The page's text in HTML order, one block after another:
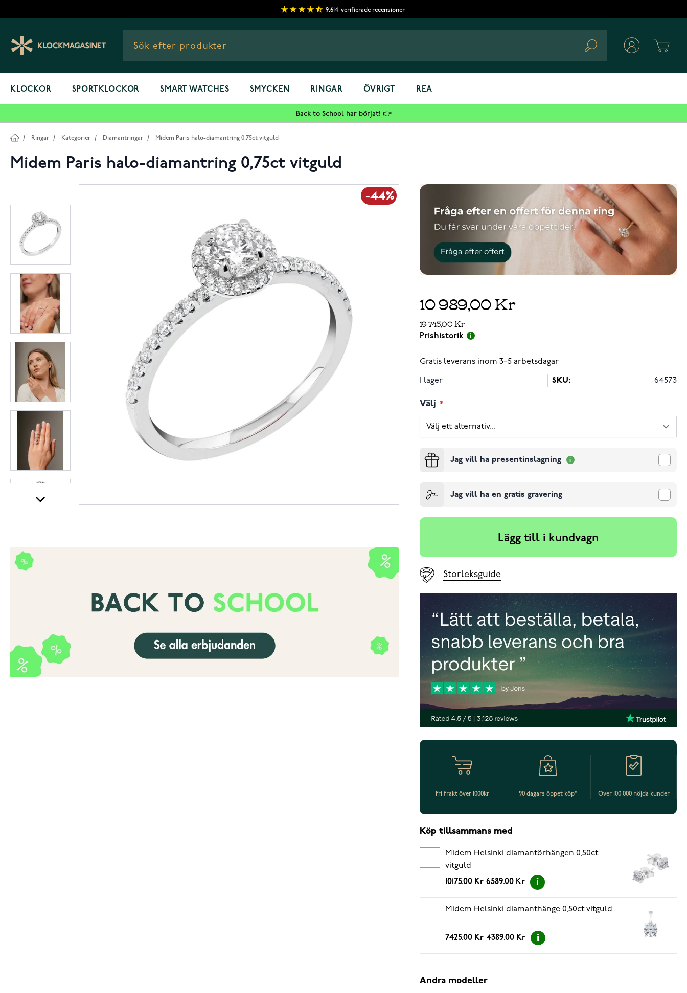
9,614 verifierade recensioner
Search
KLOCKOR SPORTKLOCKOR SMART WATCHES SMYCKEN RINGAR ÖVRIGT REA
Back to School har börjat! 👉
/ Ringar / Kategorier / Diamantringar / Midem Paris halo-diamantring 0,75ct vitguld
Midem Paris halo-diamantring 0,75ct vitguld
-44%
10 989,00 Kr
19 745,00 Kr
Prishistorik
Gratis leverans inom 3–5 arbetsdagar
I lager SKU: 64573
Välj
Jag vill ha presentinslagning
Jag vill ha en gratis gravering
Lägg till i kundvagn
Storleksguide
Fri frakt över 1000kr 90 dagars öppet köp* Över 100 000 nöjda kunder
Köp tillsammans med
Midem Helsinki diamantörhängen 0,50ct
vitguld
10175.00 Kr 6589.00 Kr
Midem Helsinki diamanthänge 0,50ct vitguld
7425.00 Kr 4389.00 Kr
Andra modeller